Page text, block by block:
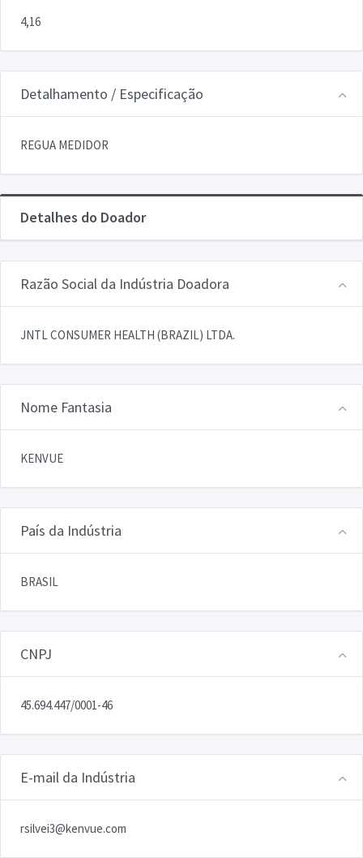
4,16
Detalhamento / Especificação
REGUA MEDIDOR
Detalhes do Doador
Razão Social da Indústria Doadora
JNTL CONSUMER HEALTH (BRAZIL) LTDA.
Nome Fantasia
KENVUE
País da Indústria
BRASIL
CNPJ
45.694.447/0001-46
E-mail da Indústria
rsilvei3@kenvue.com